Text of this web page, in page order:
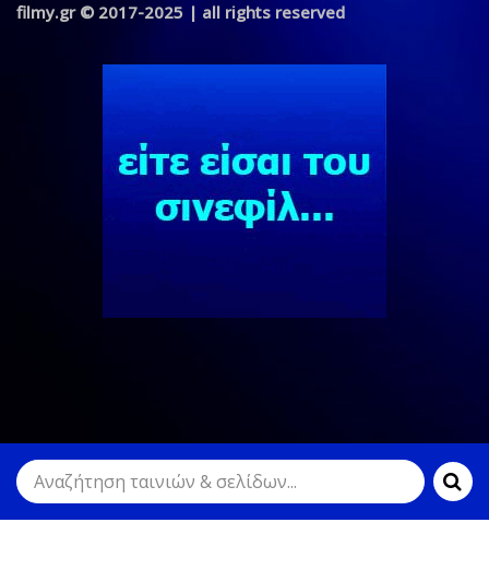
filmy.gr © 2017-2025 | all rights reserved